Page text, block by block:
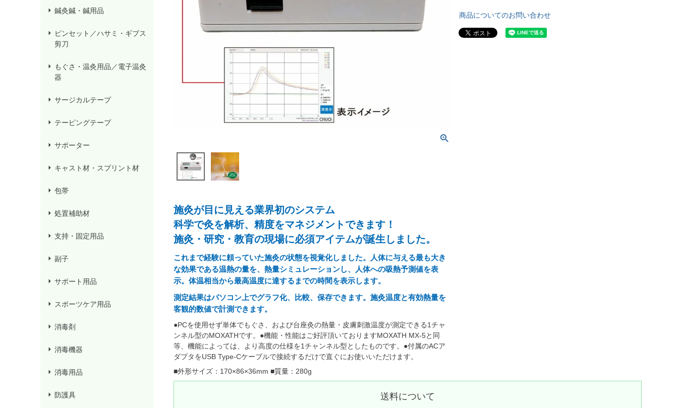
鍼灸鍼・鍼用品
ピンセット／ハサミ・ギブス
剪刀
もぐさ・温灸用品／電子温灸
器
サージカルテープ
テーピングテープ
サポーター
キャスト材・スプリント材
包帯
処置補助材
支持・固定用品
副子
サポート用品
スポーツケア用品
消毒剤
消毒機器
消毒用品
防護具
商品についてのお問い合わせ
施灸が目に見える業界初のシステム
科学で灸を解析、精度をマネジメントできます！
施灸・研究・教育の現場に必須アイテムが誕生しました。
これまで経験に頼っていた施灸の状態を視覚化しました。人体に与える最も大き
な効果である温熱の量を、熱量シミュレーションし、人体への吸熱予測値を表
示。体温相当から最高温度に達するまでの時間を表示します。
測定結果はパソコン上でグラフ化、比較、保存できます。施灸温度と有効熱量を
客観的数値で計測できます。
●PCを使用せず単体でもぐさ、および台座灸の熱量・皮膚刺激温度が測定できる1チャ
ンネル型のMOXATHです。●機能・性能はご好評頂いておりますMOXATH MX-5と同
等、機能によっては、より高度の仕様を1チャンネル型としたものです。●付属のACア
ダプタをUSB Type-Cケーブルで接続するだけで直ぐにお使いいただけます。
■外形サイズ：170×86×36mm ■質量：280g
送料について